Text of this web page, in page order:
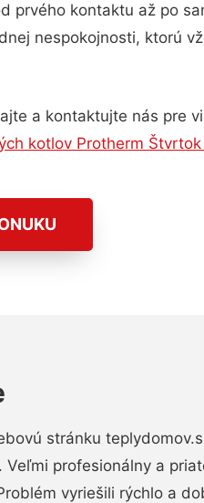
kontaktu až po
nespokojnosti, ktorú
a kontaktujte nás pre
kotlov Protherm
stránku
Veľmi profesionálny a
vyriešili rýchlo a